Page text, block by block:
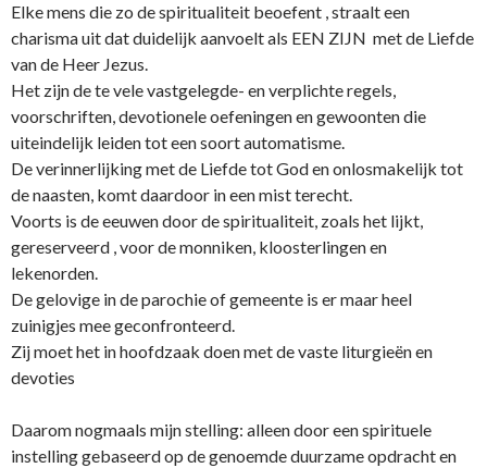
Elke mens die zo de spiritualiteit beoefent , straalt een
charisma uit dat duidelijk aanvoelt als EEN ZIJN met de Liefde
van de Heer Jezus.
Het zijn de te vele vastgelegde- en verplichte regels,
voorschriften, devotionele oefeningen en gewoonten die
uiteindelijk leiden tot een soort automatisme.
De verinnerlijking met de Liefde tot God en o­nlosmakelijk tot
de naasten, komt daardoor in een mist terecht.
Voorts is de eeuwen door de spiritualiteit, zoals het lijkt,
gereserveerd , voor de monniken, kloosterlingen en
lekenorden.
De gelovige in de parochie of gemeente is er maar heel
zuinigjes mee geconfronteerd.
Zij moet het in hoofdzaak doen met de vaste liturgieën en
devoties
Daarom nogmaals mijn stelling: alleen door een spirituele
instelling gebaseerd op de genoemde duurzame opdracht en